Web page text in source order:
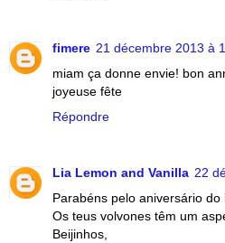
fimere 21 décembre 2013 à
miam ça donne envie! bon
joyeuse fête
Répondre
Lia Lemon and Vanilla 22
Parabéns pelo aniversário do
Os teus volvones têm um
Beijinhos,